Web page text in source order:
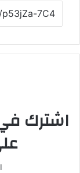
اشترك في